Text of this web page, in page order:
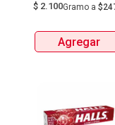
$ 2.100Gramo a
Agregar